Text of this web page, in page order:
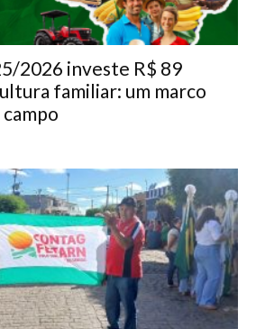
2026 investe R$ 89
familiar: um marco